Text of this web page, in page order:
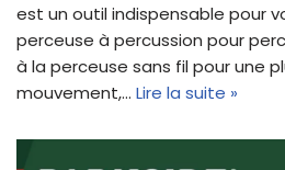
est un outil indispensable pour
perceuse à percussion pour
à la perceuse sans fil pour une
mouvement,… Lire la suite »